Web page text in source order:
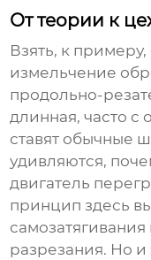
От теории к
Взять, к
измельчение
продольно-
длинная, часто с
ставят обычные
удивляются,
двигатель
принцип здесь
разрезания. Но и